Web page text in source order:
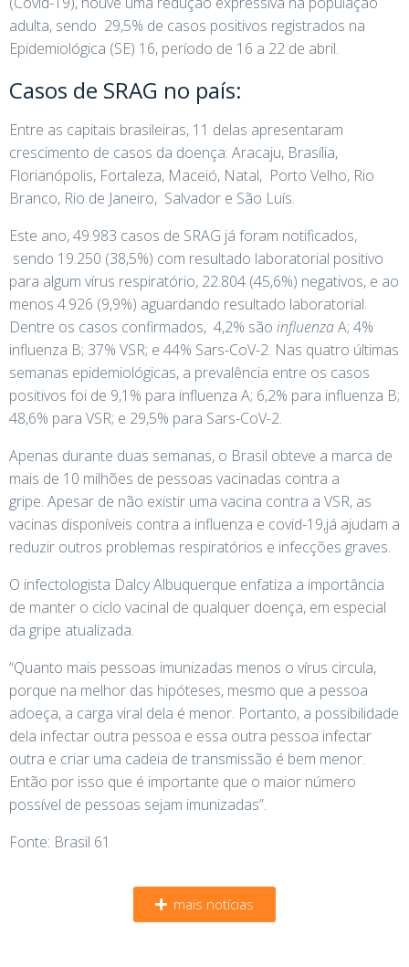
adulta, sendo 29,5% de casos positivos registrados na
Epidemiológica (SE) 16, período de 16 a 22 de abril.
Casos de SRAG no país:
Entre as capitais brasileiras, 11 delas apresentaram
crescimento de casos da doença: Aracaju, Brasília,
Florianópolis, Fortaleza, Maceió, Natal, Porto Velho, Rio
Branco, Rio de Janeiro, Salvador e São Luís.
Este ano, 49.983 casos de SRAG já foram notificados,
sendo 19.250 (38,5%) com resultado laboratorial positivo
para algum vírus respiratório, 22.804 (45,6%) negativos, e ao
menos 4.926 (9,9%) aguardando resultado laboratorial.
Dentre os casos confirmados, 4,2% são influenzaA; 4%
influenza B; 37% VSR; e 44% Sars-CoV-2. Nas quatro últimas
semanas epidemiológicas, a prevalência entre os casos
positivos foi de 9,1% para influenza A; 6,2% para influenza B;
48,6% para VSR; e 29,5% para Sars-CoV-2.
Apenas durante duas semanas, o Brasil obteve a marca de
mais de 10 milhões de pessoas vacinadas contra a
gripe. Apesar de não existir uma vacina contra a VSR, as
vacinas disponíveis contra a influenza e covid-19,já ajudam a
reduzir outros problemas respiratórios e infecções graves.
O infectologista Dalcy Albuquerque enfatiza a importância
de manter o ciclo vacinal de qualquer doença, em especial
da gripe atualizada.
“Quanto mais pessoas imunizadas menos o vírus circula,
porque na melhor das hipóteses, mesmo que a pessoa
adoeça, a carga viral dela é menor. Portanto, a possibilidade
dela infectar outra pessoa e essa outra pessoa infectar
outra e criar uma cadeia de transmissão é bem menor.
Então por isso que é importante que o maior número
possível de pessoas sejam imunizadas”.
Fonte: Brasil 61
mais notícias